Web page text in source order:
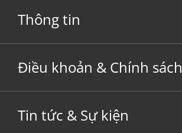
Thông tin
Điều khoản & Chính sách
Tin tức & Sự kiện